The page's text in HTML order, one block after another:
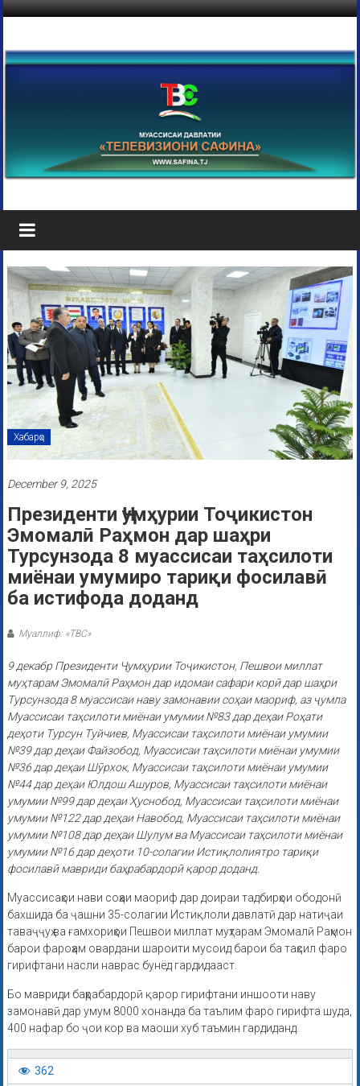
Хабарҳо
December 9, 2025
Президенти Ҷумҳурии Тоҷикистон
Эмомалӣ Раҳмон дар шаҳри
Турсунзода 8 муассисаи таҳсилоти
миёнаи умумиро тариқи фосилавӣ
ба истифода доданд
Муаллиф: «ТВС»
9 декабр Президенти Ҷумҳурии Тоҷикистон, Пешвои миллат
муҳтарам Эмомалӣ Раҳмон дар идомаи сафари корӣ дар шаҳри
Турсунзода 8 муассисаи наву замонавии соҳаи маориф, аз ҷумла
Муассисаи таҳсилоти миёнаи умумии №83 дар деҳаи Роҳати
деҳоти Турсун Туйчиев, Муассисаи таҳсилоти миёнаи умумии
№39 дар деҳаи Файзобод, Муассисаи таҳсилоти миёнаи умумии
№36 дар деҳаи Шӯрхок, Муассисаи таҳсилоти миёнаи умумии
№44 дар деҳаи Юлдош Ашуров, Муассисаи таҳсилоти миёнаи
умумии №99 дар деҳаи Ҳуснобод, Муассисаи таҳсилоти миёнаи
умумии №122 дар деҳаи Навобод, Муассисаи таҳсилоти миёнаи
умумии №108 дар деҳаи Шулум ва Муассисаи таҳсилоти миёнаи
умумии №16 дар деҳоти 10-солагии Истиқлолиятро тариқи
фосилавӣ мавриди баҳрабардорӣ қарор доданд.
Муассисаҳои нави соҳаи маориф дар доираи тадбирҳои ободонӣ
бахшида ба ҷашни 35-солагии Истиқлоли давлатӣ дар натиҷаи
таваҷҷуҳ ва ғамхориҳои Пешвои миллат муҳтарам Эмомалӣ Раҳмон
барои фароҳам овардани шароити мусоид барои ба таҳсил фаро
гирифтани насли наврас бунёд гардидааст.
Бо мавриди баҳрабардорӣ қарор гирифтани иншооти наву
замонавӣ дар умум 8000 хонанда ба таълим фаро гирифта шуда,
400 нафар бо ҷои кор ва маоши хуб таъмин гардиданд.
362